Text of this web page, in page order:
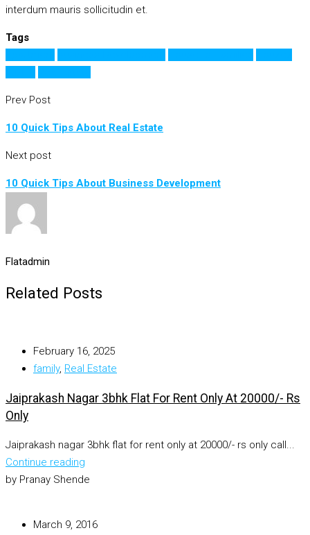
interdum mauris sollicitudin et.
Tags
Prev Post
10 Quick Tips About Real Estate
Next post
10 Quick Tips About Business Development
Flatadmin
Related Posts
February 16, 2025
family, Real Estate
Jaiprakash Nagar 3bhk Flat For Rent Only At 20000/- Rs
Only
Jaiprakash nagar 3bhk flat for rent only at 20000/- rs only call...
Continue reading
by Pranay Shende
March 9, 2016